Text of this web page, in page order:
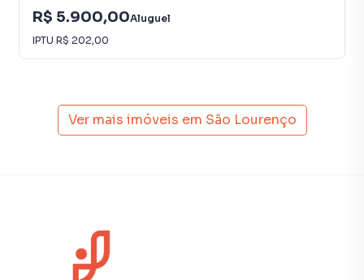
Os valores mencionados são para pagamento pontual e
podem ser alterados sem aviso prévio.
R$ 5.900,00Aluguel
IPTU R$ 202,00
Ver mais imóveis em São Lourenço